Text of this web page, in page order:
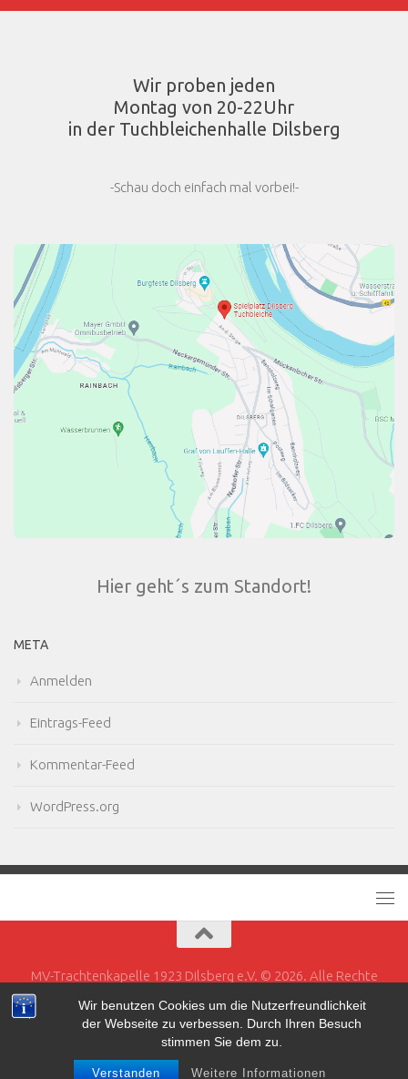
Wir benutzen Cookies um die Nutzerfreundlichkeit
der Webseite zu verbessen. Durch Ihren Besuch
stimmen Sie dem zu.
Verstanden Weitere Informationen
Wir proben jeden
Montag von 20-22Uhr
in der Tuchbleichenhalle Dilsberg
-Schau doch einfach mal vorbei!-
Hier geht´s zum Standort!
META
Anmelden
Eintrags-Feed
Kommentar-Feed
WordPress.org
MV-Trachtenkapelle 1923 Dilsberg e.V. © 2026. Alle Rechte
Powered by - Entworfen mit demHueman-Theme